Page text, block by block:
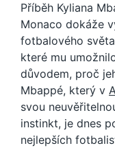
Příběh Kyliana
Monaco dokáže
fotbalového
které mu
důvodem, proč
Mbappé, který v
svou
instinkt, je dnes
nejlepších